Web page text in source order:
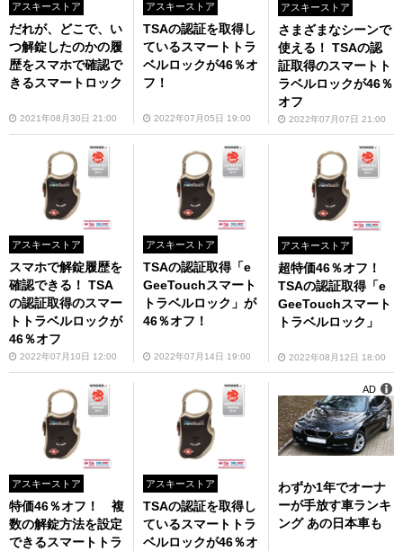
アスキーストア
だれが、どこで、い
つ解錠したのかの履
歴をスマホで確認で
きるスマートロック
2021年08月30日 21:00
アスキーストア
TSAの認証を取得し
ているスマートトラ
ベルロックが46％オ
フ！
2022年07月05日 19:00
アスキーストア
さまざまなシーンで
使える！ TSAの認
証取得のスマートト
ラベルロックが46％
オフ
2022年07月07日 21:00
アスキーストア
スマホで解錠履歴を
確認できる！ TSA
の認証取得のスマー
トトラベルロックが
46％オフ
2022年07月10日 12:00
アスキーストア
TSAの認証取得「e
GeeTouchスマート
トラベルロック」が
46％オフ！
2022年07月14日 19:00
アスキーストア
超特価46％オフ！
TSAの認証取得「e
GeeTouchスマート
トラベルロック」
2022年08月12日 18:00
アスキーストア
特価46％オフ！ 複
数の解錠方法を設定
できるスマートトラ
アスキーストア
TSAの認証を取得し
ているスマートトラ
ベルロックが46％オ
わずか1年でオーナ
ーが手放す車ランキ
ング あの日本車も
AD